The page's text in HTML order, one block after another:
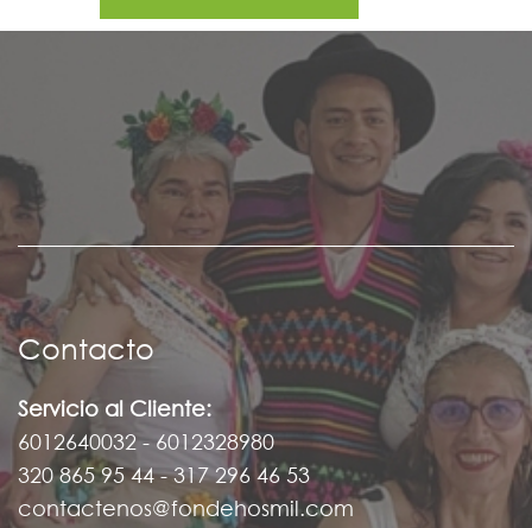
Contacto
Servicio al Cliente:
6012640032 - 6012328980
320 865 95 44 - 317 296 46 53
contactenos@fondehosmil.com